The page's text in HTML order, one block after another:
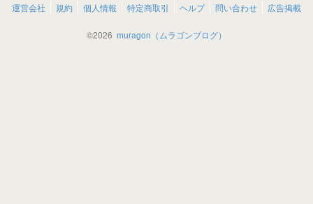
運営会社 規約 個人情報 特定商取引 ヘルプ 問い合わせ 広告掲載
©2026 muragon（ムラゴンブログ）